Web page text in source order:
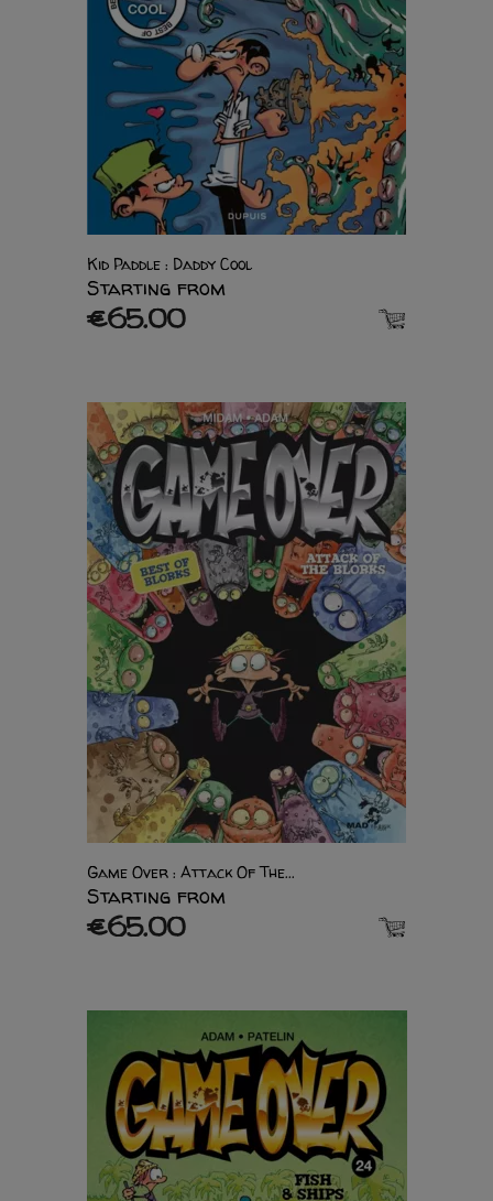
Kid Paddle : Daddy Cool
Starting from
€65.00
Game Over : Attack Of The...
Starting from
€65.00